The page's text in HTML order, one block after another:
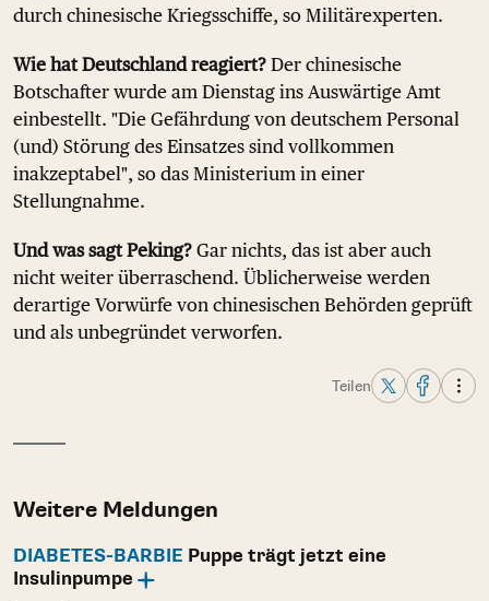
durch chinesische Kriegsschiffe, so Militärexperten.
Wie hat Deutschland reagiert? Der chinesische
Botschafter wurde am Dienstag ins Auswärtige Amt
einbestellt. "Die Gefährdung von deutschem Personal
(und) Störung des Einsatzes sind vollkommen
inakzeptabel", so das Ministerium in einer
Stellungnahme.
Und was sagt Peking? Gar nichts, das ist aber auch
nicht weiter überraschend. Üblicherweise werden
derartige Vorwürfe von chinesischen Behörden geprüft
und als unbegründet verworfen.
Teilen
Weitere Meldungen
DIABETES-BARBIE Puppe trägt jetzt eine
Insulinpumpe